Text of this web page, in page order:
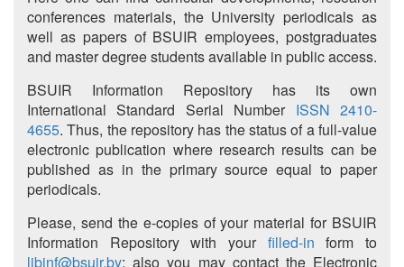
conferences materials, the University periodicals as
well as papers of BSUIR employees, postgraduates
and master degree students available in public access.
BSUIR Information Repository has its own
International Standard Serial Number ISSN 2410-
4655. Thus, the repository has the status of a full-value
electronic publication where research results can be
published as in the primary source equal to paper
periodicals.
Please, send the e-copies of your material for BSUIR
Information Repository with your filled-in form to
libinf@bsuir.by; also you may contact the Electronic